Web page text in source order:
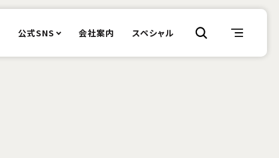
公式SNS 会社案内 スペシャル